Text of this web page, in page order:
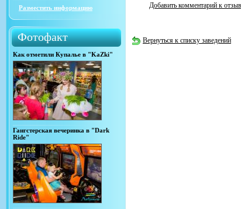
Разместить информацию
Фотофакт
Как отметили Купалье в "KaZki"
Гангстерская вечеринка в "Dark
Ride"
Добавить комментарий к
Вернуться к списку заведений